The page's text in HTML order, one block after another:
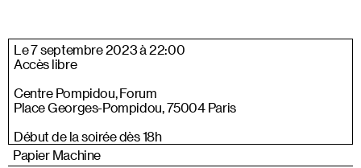
Le 7 septembre 2023 à 22:00
Accès libre
Centre Pompidou, Forum
Place Georges-Pompidou, 75004 Paris
Début de la soirée dès 18h
Papier Machine